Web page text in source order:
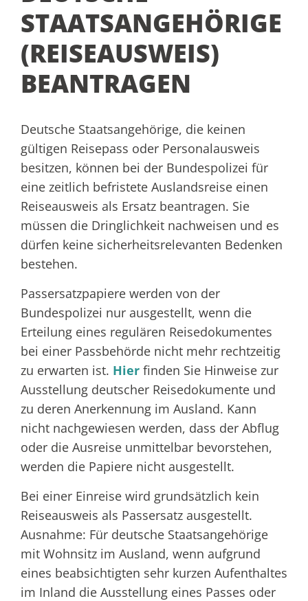
STAATSANGEHÖRIGE
(REISEAUSWEIS)
BEANTRAGEN
Deutsche Staatsangehörige, die keinen
gültigen Reisepass oder Personalausweis
besitzen, können bei der Bundespolizei für
eine zeitlich befristete Auslandsreise einen
Reiseausweis als Ersatz beantragen. Sie
müssen die Dringlichkeit nachweisen und es
dürfen keine sicherheitsrelevanten Bedenken
bestehen.
Passersatzpapiere werden von der
Bundespolizei nur ausgestellt, wenn die
Erteilung eines regulären Reisedokumentes
bei einer Passbehörde nicht mehr rechtzeitig
zu erwarten ist. Hier finden Sie Hinweise zur
Ausstellung deutscher Reisedokumente und
zu deren Anerkennung im Ausland. Kann
nicht nachgewiesen werden, dass der Abflug
oder die Ausreise unmittelbar bevorstehen,
werden die Papiere nicht ausgestellt.
Bei einer Einreise wird grundsätzlich kein
Reiseausweis als Passersatz ausgestellt.
Ausnahme: Für deutsche Staatsangehörige
mit Wohnsitz im Ausland, wenn aufgrund
eines beabsichtigten sehr kurzen Aufenthaltes
im Inland die Ausstellung eines Passes oder